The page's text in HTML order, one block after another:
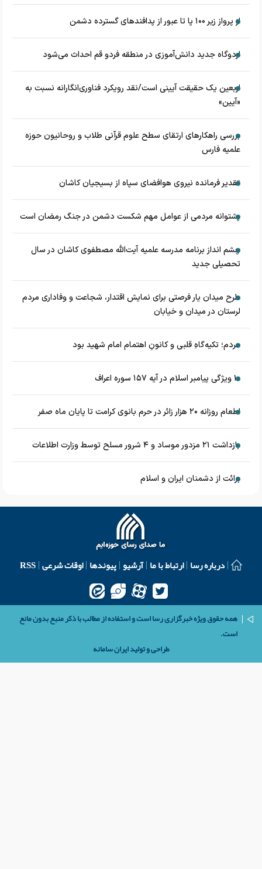
از پرواز زیر ۱۰۰ پا تا عبور از پدافند‌های گسترده دشمن
اردوگاه جدید دانش‌آموزی در منطقه فردو قم احداث می‌شود
اربعین یک حقیقت آیینی است/نقد رویکرد فناوری‌انگارانه نسبت به
«آیین»
بررسی راهکارهای ارتقای سطح علوم قرآنی طلاب و روحانیون حوزه
علمیه فارس
تقدیر فرمانده نیروی هوافضای سپاه از بسیجیان کاشان
پشتوانه مردمی از عوامل مهم شکست دشمن در جنگ رمضان است
چشم‌ انداز برنامه مدرسه علمیه آیت‌الله مصطفوی کاشان در سال
تحصیلی جدید
طرح میدان یار فرصتی برای نمایش اقتدار، شجاعت و وفاداری مردم
لرستان در میدان و خیابان
مردم؛ تکیه‌گاهِ قلبی و کانونِ اهتمام امام شهید بود
۱۰ ویژگی پیامبر اسلام در آیه ۱۵۷ سوره اعراف
اطعام روزانه ۲۰ هزار زائر در حرم بانوی کرامت تا پایان ماه صفر
بازداشت ۲۱ مزدور موساد و ۴ شرور مسلح توسط وزارت اطلاعات
برائت از دشمنان ایران و اسلام
درباره رسا ارتباط با ما آرشیو پیوندها اوقات شرعی RSS
همه حقوق ویژه خبرگزاری رسا است و استفاده از مطالب با ذکر منبع بدون مانع
است.
طراحی و تولیدایران سامانه